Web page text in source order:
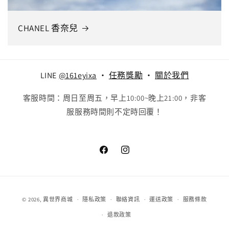
CHANEL 香奈兒
LINE @161eyixa ‧ 任務獎勵 ‧ 關於我們
客服時間：周日至周五，早上10:00~晚上21:00，非客
服服務時間則不定時回覆！
FacebookInstagram
款
方
© 2026,異世界商城 隱私政策 聯絡資訊 運送政策 服務條款
退款政策